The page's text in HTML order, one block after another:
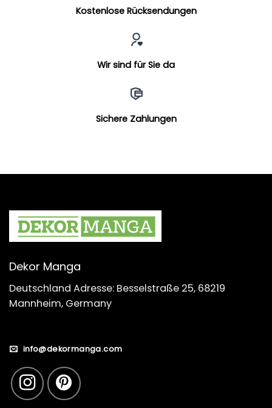
Kostenlose Rücksendungen
Wir sind für Sie da
Sichere Zahlungen
Dekor Manga
Deutschland Adresse: Besselstraße 25, 68219
Mannheim, Germany
info@dekormanga.com